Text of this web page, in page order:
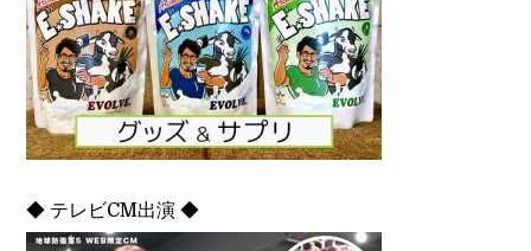
◆ テレビCM出演 ◆